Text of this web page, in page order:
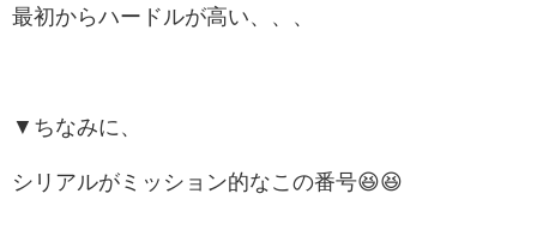
最初からハードルが高い、、、
▼ちなみに、
シリアルがミッション的なこの番号😆😆